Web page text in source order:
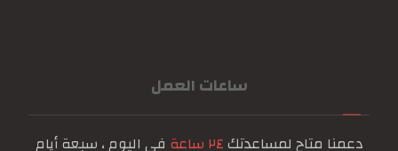
ساعات العمل
دعمنا متاح لمساعدتك٢٤ ساعة
في اليوم ، سبعة أيام